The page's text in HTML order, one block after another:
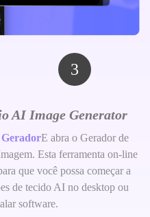
3
AI Image Generator
E abra o Gerador de
Esta ferramenta on-line
que você possa começar a
de tecido AI no desktop ou
software.